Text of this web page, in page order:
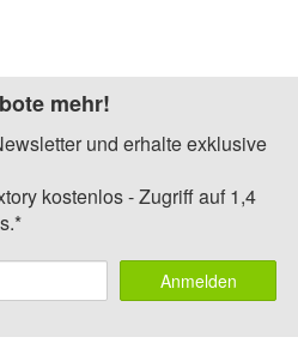
mehr!
und erhalte exklusive
kostenlos - Zugriff auf 1,4
Anmelden